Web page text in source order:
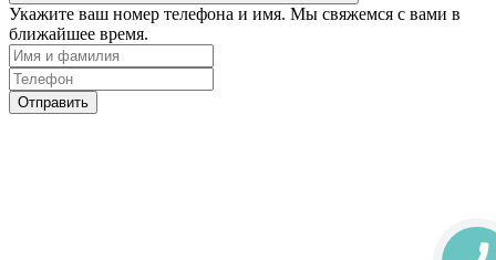
Укажите ваш номер телефона и имя. Мы свяжемся с вами в
ближайшее время.
Отправить